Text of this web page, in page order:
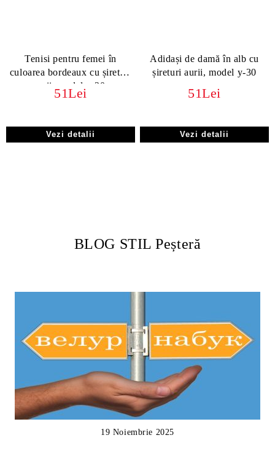
Tenisi pentru femei în
culoarea bordeaux cu șireturi
aurii, model y-30.
51Lei
Vezi detalii
Adidași de damă în alb cu
șireturi aurii, model y-30
51Lei
Vezi detalii
BLOG STIL Peșteră
19 Noiembrie 2025